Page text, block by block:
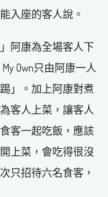
入座的客人說。
阿康為全場客人下
Own只由阿康一人
」。加上阿康對煮
客人上菜，讓客人
客一起吃飯，應該
上菜，會吃得很沒
只招待六名食客，